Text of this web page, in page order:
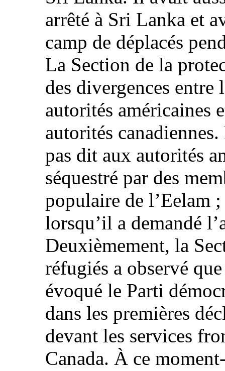
arrêté à Sri Lanka et
camp de déplacés
La Section de la
des divergences
autorités américaines
autorités
pas dit aux autorités
séquestré par des
populaire de l’Eelam
lorsqu’il a demandé
Deuxièmement, la
réfugiés a observé
évoqué le Parti
dans les premières
devant les services
Canada. À ce